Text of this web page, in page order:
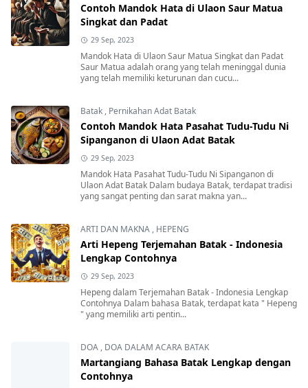
Contoh Mandok Hata di Ulaon Saur Matua
Singkat dan Padat
29 Sep, 2023
Mandok Hata di Ulaon Saur Matua Singkat dan Padat
Saur Matua adalah orang yang telah meninggal dunia
yang telah memiliki keturunan dan cucu...
Batak , Pernikahan Adat Batak
Contoh Mandok Hata Pasahat Tudu-Tudu Ni
Sipanganon di Ulaon Adat Batak
29 Sep, 2023
Mandok Hata Pasahat Tudu-Tudu Ni Sipanganon di
Ulaon Adat Batak Dalam budaya Batak, terdapat tradisi
yang sangat penting dan sarat makna yan...
ARTI DAN MAKNA , HEPENG
Arti Hepeng Terjemahan Batak - Indonesia
Lengkap Contohnya
29 Sep, 2023
Hepeng dalam Terjemahan Batak - Indonesia Lengkap
Contohnya Dalam bahasa Batak, terdapat kata " Hepeng
" yang memiliki arti pentin...
DOA , DOA DALAM ACARA BATAK
Martangiang Bahasa Batak Lengkap dengan
Contohnya